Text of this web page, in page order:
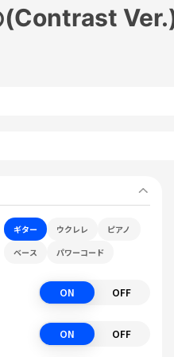
(Contrast
ギター ウクレレ
ピアノ
ベース
パワーコード
ON OFF
ON OFF